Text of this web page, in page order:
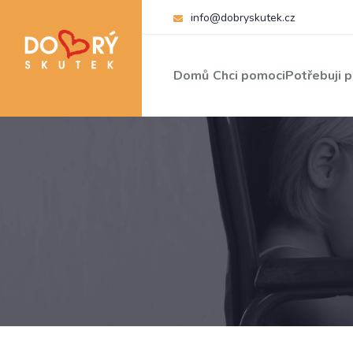
info@dobryskutek.cz
Domů Chci pomociPotřebuji